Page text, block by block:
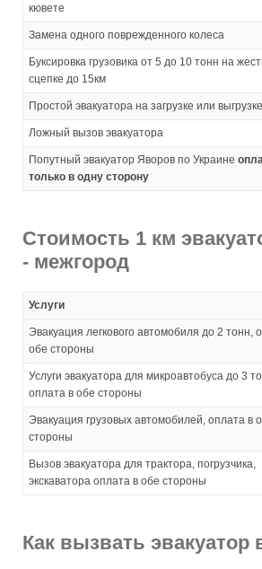
кювете
Замена одного поврежденного колеса
Буксировка грузовика от 5 до 10 тонн на
сцепке до 15км
Простой эвакуатора на загрузке или выгрузке
Ложный вызов эвакуатора
Попутный эвакуатор Яворов по Украине
только в одну сторону
Стоимость 1 км
- межгород
Услуги
Эвакуация легкового автомобиля до 2 тонн,
обе стороны
Услуги эвакуатора для микроавтобуса до 3
оплата в обе стороны
Эвакуация грузовых автомобилей, оплата в
стороны
Вызов эвакуатора для трактора, погрузчика,
экскаватора оплата в обе стороны
Как вызвать эвакуатор